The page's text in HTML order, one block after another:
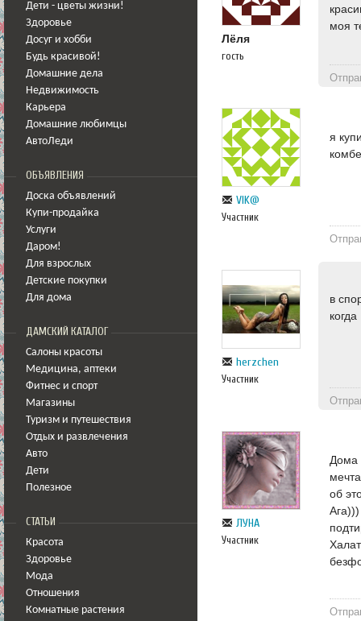
Дети - цветы жизни!
Здоровье
Досуг и хобби
Будь красивой!
Домашние дела
Недвижимость
Карьера
Домашние любимцы
АвтоЛеди
ОБЪЯВЛЕНИЯ
Доска объявлений
Купи-продайка
Услуги
Даром!
Для взрослых
Детские покупки
Для дома
ДАМСКИЙ КАТАЛОГ
Салоны красоты
Медицина, аптеки
Фитнес и спорт
Магазины
Туризм и путешествия
Отдых и развлечения
Авто
Дети
Полезное
СТАТЬИ
Красота
Здоровье
Мода
Отношения
Комнатные растения
Лёля
гость
моя
VIK@
Участник
я
herzchen
Участник
в
когда
ЛУНА
Участник
Дома
об